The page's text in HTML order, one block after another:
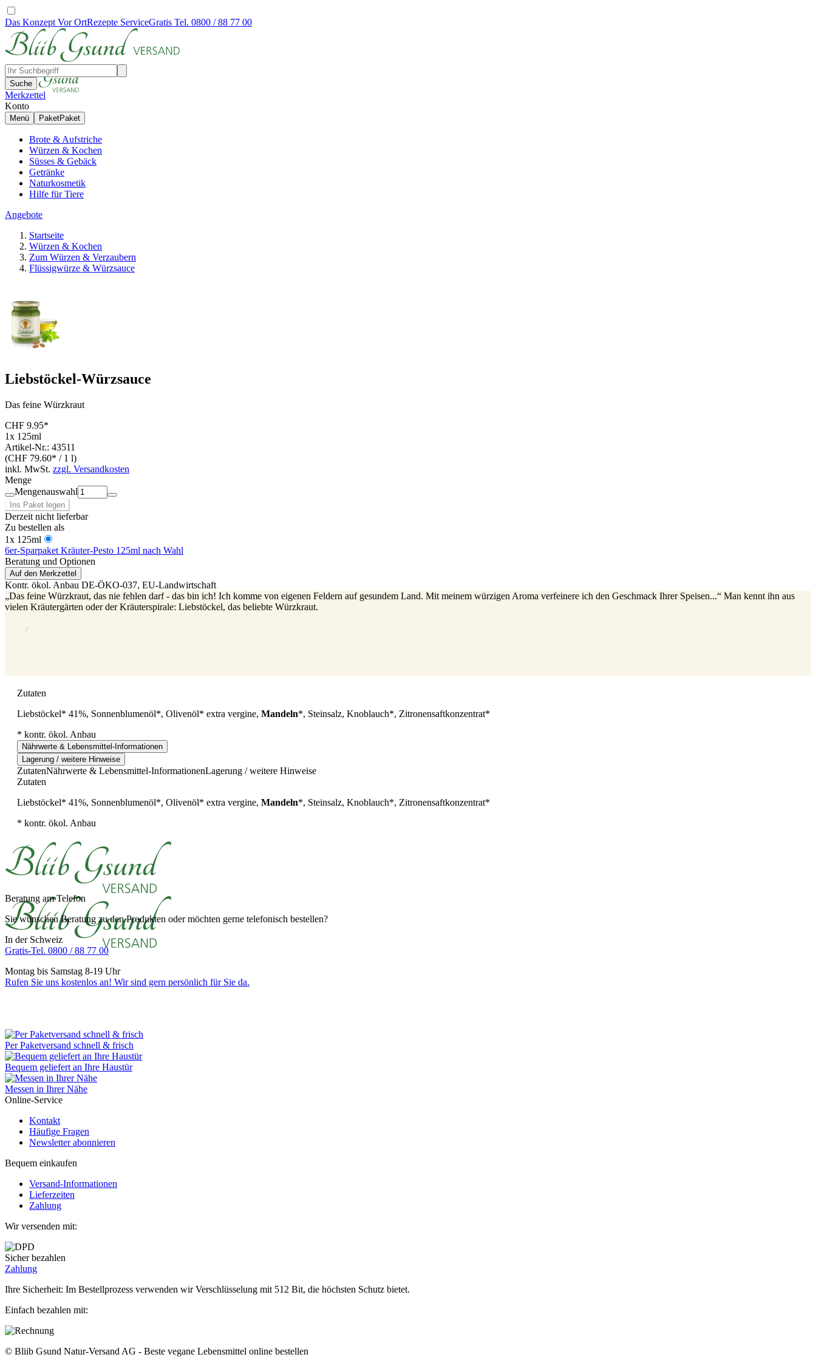
Das Konzept Vor OrtRezepte ServiceGratis Tel. 0800 / 88 77 00
Suche
Merkzettel
Konto
Menü PaketPaket
Brote & Aufstriche
Würzen & Kochen
Süsses & Gebäck
Getränke
Naturkosmetik
Hilfe für Tiere
Angebote
Startseite
Würzen & Kochen
Zum Würzen & Verzaubern
Flüssigwürze & Würzsauce
Liebstöckel-Würzsauce
Das feine Würzkraut
CHF 9.95*
1x 125ml
Artikel-Nr.: 43511
(CHF 79.60* / 1 l)
inkl. MwSt. zzgl. Versandkosten
Menge
Mengenauswahl
Ins Paket legen
Derzeit nicht lieferbar
Zu bestellen als
1x 125ml
6er-Sparpaket Kräuter-Pesto 125ml nach Wahl
Beratung und Optionen
Auf den Merkzettel
Kontr. ökol. Anbau DE-ÖKO-037, EU-Landwirtschaft
„Das feine Würzkraut, das nie fehlen darf - das bin ich! Ich komme von eigenen Feldern auf gesundem Land. Mit meinem würzigen Aroma verfeinere ich den Geschmack Ihrer Speisen...“ Man kennt ihn aus
vielen Kräutergärten oder der Kräuterspirale: Liebstöckel, das beliebte Würzkraut.
Zutaten
Liebstöckel* 41%, Sonnenblumenöl*, Olivenöl* extra vergine, Mandeln*, Steinsalz, Knoblauch*, Zitronensaftkonzentrat*
* kontr. ökol. Anbau
Nährwerte & Lebensmittel-Informationen
Lagerung / weitere Hinweise
ZutatenNährwerte & Lebensmittel-InformationenLagerung / weitere Hinweise
Zutaten
Liebstöckel* 41%, Sonnenblumenöl*, Olivenöl* extra vergine, Mandeln*, Steinsalz, Knoblauch*, Zitronensaftkonzentrat*
* kontr. ökol. Anbau
Beratung am Telefon
Sie wünschen Beratung zu den Produkten oder möchten gerne telefonisch bestellen?
In der Schweiz
Gratis-Tel. 0800 / 88 77 00
Montag bis Samstag 8-19 Uhr
Rufen Sie uns kostenlos an! Wir sind gern persönlich für Sie da.
Per Paketversand schnell & frisch
Bequem geliefert an Ihre Haustür
Messen in Ihrer Nähe
Online-Service
Kontakt
Häufige Fragen
Newsletter abonnieren
Bequem einkaufen
Versand-Informationen
Lieferzeiten
Zahlung
Wir versenden mit:
Sicher bezahlen
Zahlung
Ihre Sicherheit: Im Bestellprozess verwenden wir Verschlüsselung mit 512 Bit, die höchsten Schutz bietet.
Einfach bezahlen mit:
© Bliib Gsund Natur-Versand AG - Beste vegane Lebensmittel online bestellen